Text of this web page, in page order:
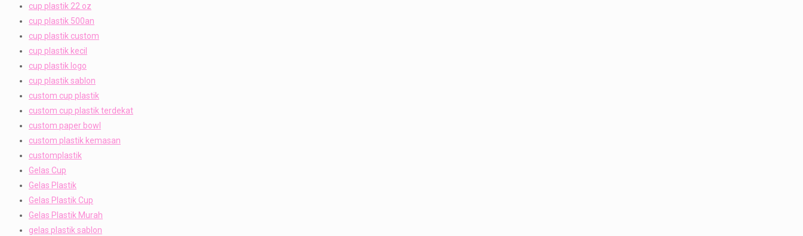
cup plastik 22 oz
cup plastik 500an
cup plastik custom
cup plastik kecil
cup plastik logo
cup plastik sablon
custom cup plastik
custom cup plastik terdekat
custom paper bowl
custom plastik kemasan
customplastik
Gelas Cup
Gelas Plastik
Gelas Plastik Cup
Gelas Plastik Murah
gelas plastik sablon